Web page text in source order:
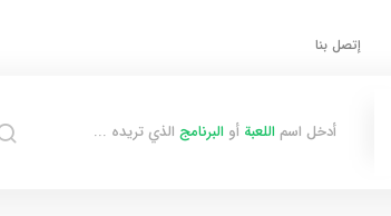
إتصل بنا
أدخل اسم اللعبة أو البرنامج الذي تريده ...